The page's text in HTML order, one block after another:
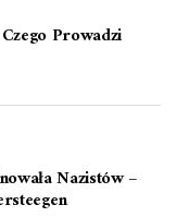
Prowadzi
Nazistów –